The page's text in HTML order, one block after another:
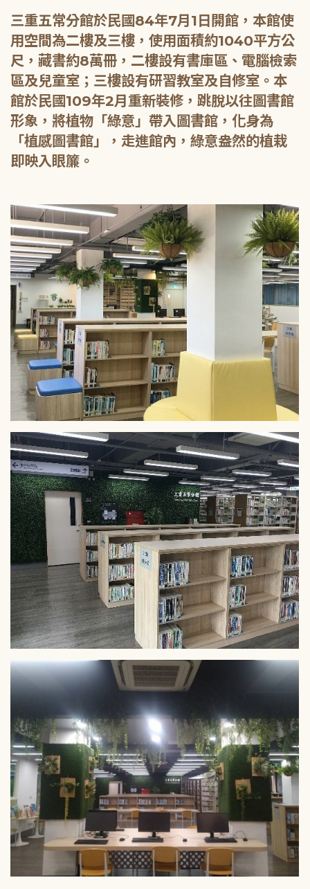
三重五常分館於民國84年7月1日開館，本館使
用空間為二樓及三樓，使用面積約1040平方公
尺，藏書約8萬冊，二樓設有書庫區、電腦檢索
區及兒童室；三樓設有研習教室及自修室。本
館於民國109年2月重新裝修，跳脫以往圖書館
形象，將植物「綠意」帶入圖書館，化身為
「植感圖書館」，走進館內，綠意盎然的植栽
即映入眼簾。